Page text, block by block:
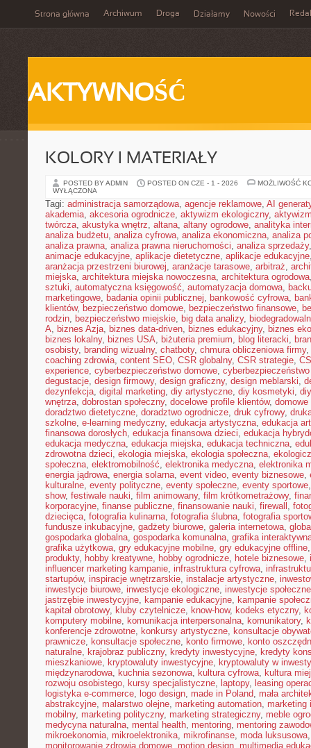
Strona główna Archiwum Droga Działamy Nowości
AKTYWNOŚĆ
KOLORY I MATERIAŁY
POSTED BY ADMIN POSTED ON CZE - 1 - 2026
MOŻLIWOŚĆ
WYŁĄCZONA
Tagi: administracja samorządowa, agencje reklamowe, AI
akademia, akcesoria ogrodnicze, aktywizm ekologiczny,
twórcza, akustyka wnętrz, altana, altany ogrodowe, analityka
analiza budżetu, analiza cyfrowa, analiza ekonomiczna, analiza
analiza prawna, analiza prawna nieruchomości, analiza sprzedaży
animacje edukacyjne, aplikacje dietetyczne, aplikacje edukacyjne
aranżacja przestrzeni biurowej, aranżacje tarasowe, arbitraż,
miejska, architektura miejska nowoczesna, architektura ogrodowa
sztuki, automatyczna księgowość, automatyzacja domowa,
marketingowe, badania opinii publicznej, bankowość cyfrowa,
klientów, bezpieczeństwo domowe, bezpieczeństwo finansowe,
rodzin, bezpieczeństwo miejskie, big data analizy,
A, biznes Azja, biznes data-driven, biznes edukacyjny, biznes
biznes lokalny, biznes USA, biżuteria premium, blog literacki,
osobisty, branding wizualny, chatboty, chmura obliczeniowa firmy,
coaching zdrowia, content SEO, CSR globalny, CSR strategie,
experience, cyberbezpieczeństwo domowe,
degustacje, design firmowy, design graficzny, design meblarski,
dezynfekcja, digital marketing, diy artystyczne, diy kosmetyki,
wnętrza, dobrostan społeczny, docelowe profile klientów,
doradztwo dietetyczne, doradztwo ogrodnicze, druk cyfrowy,
szkolne, e-learning medyczny, edukacja artystyczna, edukacja
finansowa dorosłych, edukacja finansowa dzieci, edukacja
edukacja medyczna, edukacja miejska, edukacja techniczna,
zdrowotna dzieci, ekologia miejska, ekologia społeczna,
społeczna, elektromobilność, elektronika medyczna, elektronika
energia jądrowa, energia solarna, event video, eventy biznesowe,
kulturalne, eventy polityczne, eventy społeczne, eventy sportowe
show, festiwale nauki, film animowany, film krótkometrażowy,
korporacyjne, finanse publiczne, finansowanie nauki, firewall ,
dziecięca, fotografia kulinarna, fotografia ślubna, fotografia
fundusze inkubacyjne, gadżety biurowe, galeria internetowa,
gospodarka globalna, gospodarka komunalna, grafika
grafika użytkowa, gry edukacyjne mobilne, gry edukacyjne offline
produkty, hobby kreatywne, hobby ogrodnicze, hotele biznesowe,
influencer marketing kampanie, infrastruktura cyfrowa,
startupów, inspiracje wnętrzarskie, instalacje artystyczne,
inwestycje biurowe, inwestycje ekologiczne, inwestycje społeczne
jastrzębie inwestycyjne, kampanie edukacyjne, kampanie
kapitał obrotowy, kluby czytelnicze, know-how, kodeks etyczny,
komputery mobilne, komunikacja interpersonalna, komunikatory,
konferencje zdrowotne, konkursy artystyczne, konsultacje
prawnicze, konsultacje społeczne, konto firmowe, konto
naturalne, krajobraz publiczny, kredyty inwestycyjne, kredyty
mieszkaniowe, kryptowaluty inwestycyjne, kryptowaluty w
międzynarodowa, kuchnia sezonowa, kultura cyfrowa, kultura
rozwoju osobistego, kursy specjalistyczne, laptopy, leasing
logistyka e-commerce, logo design, made in Poland, mała
abstrakcyjne, malarstwo olejne, marketing automation, marketing
mobilny, marketing polityczny, marketing strategiczny, meble
medycyna naturalna, mental health, mentoring, mentoring
mikroekonomia, mikroelektronika, mikrofinanse, moda luksusowa
monitorowanie zdrowia domowe, motion design, multimedia